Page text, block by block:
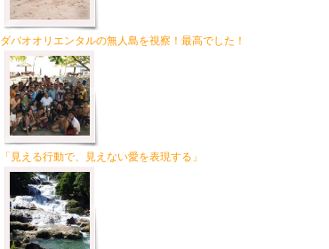
ダバオオリエンタルの無人島を視察！最高でした！
「見える行動で、見えない愛を表現する」